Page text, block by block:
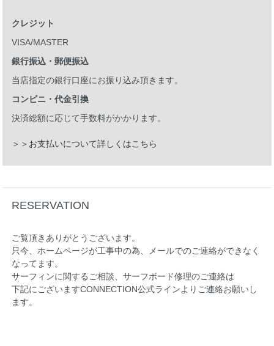
クレジット
VISA/MASTER
銀行振込・郵便振込
当店指定の銀行口座にお振り込み頂きます。
コンビニ・代金引換
決済総額に応じて手数料がかかります。
＞＞お支払いについて詳しくはこちら
RESERVATION
ご覧頂きありがとうございます。
只今、ホームページが工事中の為、メールでのご連絡ができなく
なってます。
サーフィンに関するご相談、サーフボード修理のご連絡は
下記にございますCONNECTION公式ラインよりご連絡お願いし
ます。